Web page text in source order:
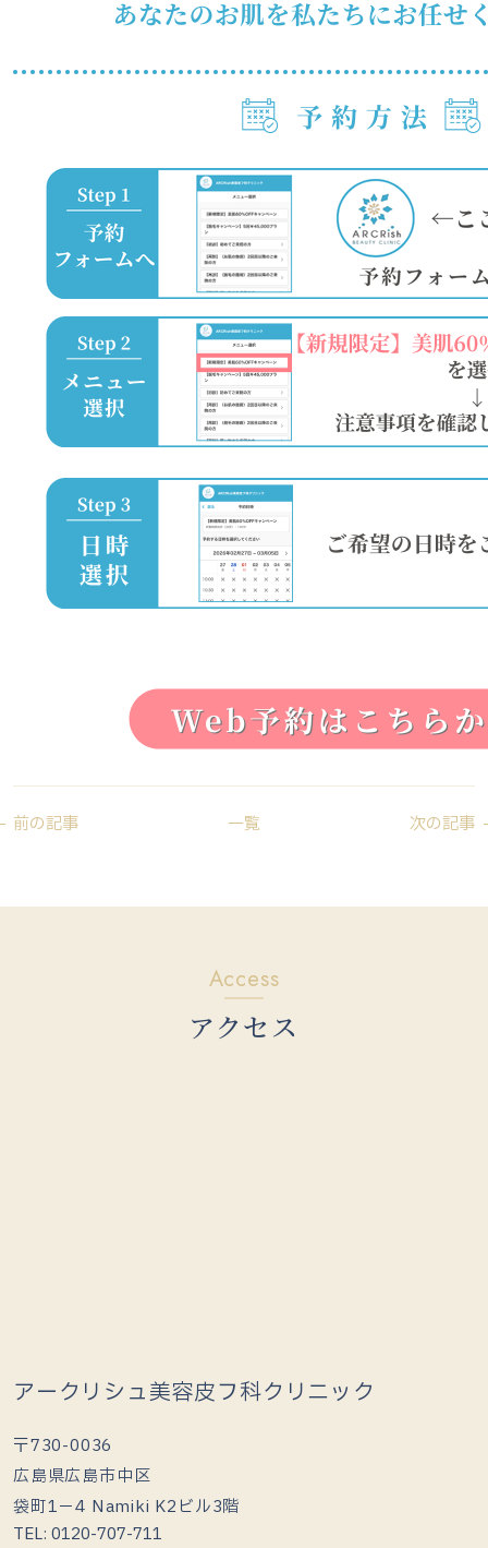
前の記事 一覧 次の記事
Access
アクセス
アークリシュ美容皮フ科クリニック
〒730-0036
広島県広島市中区
袋町1−4 Namiki K2ビル3階
TEL: 0120-707-711